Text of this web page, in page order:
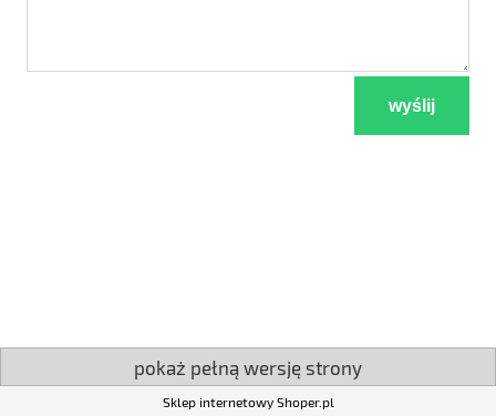
wyślij
pokaż pełną wersję strony
Sklep internetowy Shoper.pl